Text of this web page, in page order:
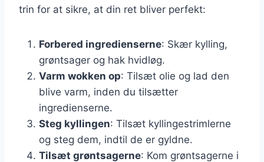
trin for at sikre, at din ret bliver perfekt:
Forbered ingredienserne: Skær kylling,
grøntsager og hak hvidløg.
Varm wokken op: Tilsæt olie og lad den
blive varm, inden du tilsætter
ingredienserne.
Steg kyllingen: Tilsæt kyllingestrimlerne
og steg dem, indtil de er gyldne.
Tilsæt grøntsagerne: Kom grøntsagerne i